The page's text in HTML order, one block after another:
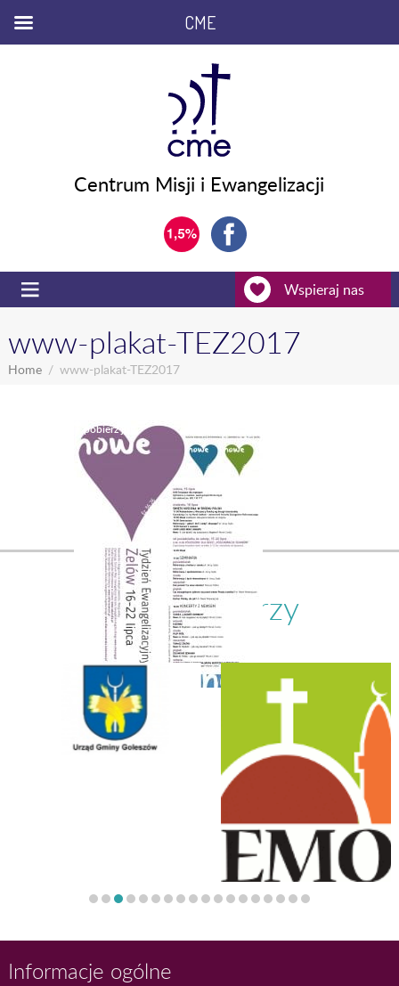
Centrum Misji i Ewangelizacji
Wspieraj nas
www-plakat-TEZ2017
Home www-plakat-TEZ2017
Nasi partnerzy
Informacje ogólne
CME